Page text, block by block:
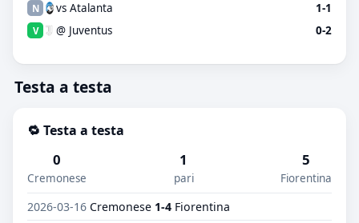
N vs Atalanta 1-1
V @ Juventus 0-2
Testa a testa
🔁 Testa a testa
0
Cremonese
1
pari
5
Fiorentina
2026-03-16 Cremonese 1-4 Fiorentina